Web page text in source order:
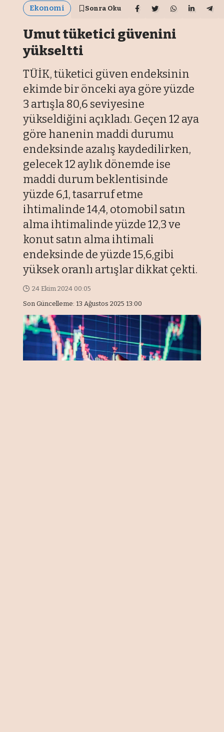
Ekonomi Sonra Oku
Umut tüketici güvenini
yükseltti
TÜİK, tüketici güven endeksinin
ekimde bir önceki aya göre yüzde
3 artışla 80,6 seviyesine
yükseldiğini açıkladı. Geçen 12 aya
göre hanenin maddi durumu
endeksinde azalış kaydedilirken,
gelecek 12 aylık dönemde ise
maddi durum beklentisinde
yüzde 6,1, tasarruf etme
ihtimalinde 14,4, otomobil satın
alma ihtimalinde yüzde 12,3 ve
konut satın alma ihtimali
endeksinde de yüzde 15,6,gibi
yüksek oranlı artışlar dikkat çekti.
Son Güncelleme: 13 Ağustos 2025 13:00
24 Ekim 2024 00:05